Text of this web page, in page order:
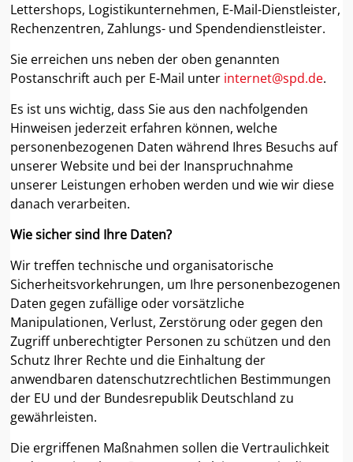
Lettershops, Logistikunternehmen, E-Mail-Dienstleister,
Rechenzentren, Zahlungs- und Spendendienstleister.
Sie erreichen uns neben der oben genannten
Postanschrift auch per E-Mail unter internet@spd.de.
Es ist uns wichtig, dass Sie aus den nachfolgenden
Hinweisen jederzeit erfahren können, welche
personenbezogenen Daten während Ihres Besuchs auf
unserer Website und bei der Inanspruchnahme
unserer Leistungen erhoben werden und wie wir diese
danach verarbeiten.
Wie sicher sind Ihre Daten?
Wir treffen technische und organisatorische
Sicherheitsvorkehrungen, um Ihre personenbezogenen
Daten gegen zufällige oder vorsätzliche
Manipulationen, Verlust, Zerstörung oder gegen den
Zugriff unberechtigter Personen zu schützen und den
Schutz Ihrer Rechte und die Einhaltung der
anwendbaren datenschutzrechtlichen Bestimmungen
der EU und der Bundesrepublik Deutschland zu
gewährleisten.
Die ergriffenen Maßnahmen sollen die Vertraulichkeit